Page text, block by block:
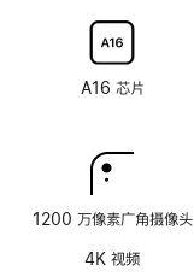
率
技
涂
层
配
纳
米
玻
面
A16 芯片
1200 万像素广角摄像头
4K 视频